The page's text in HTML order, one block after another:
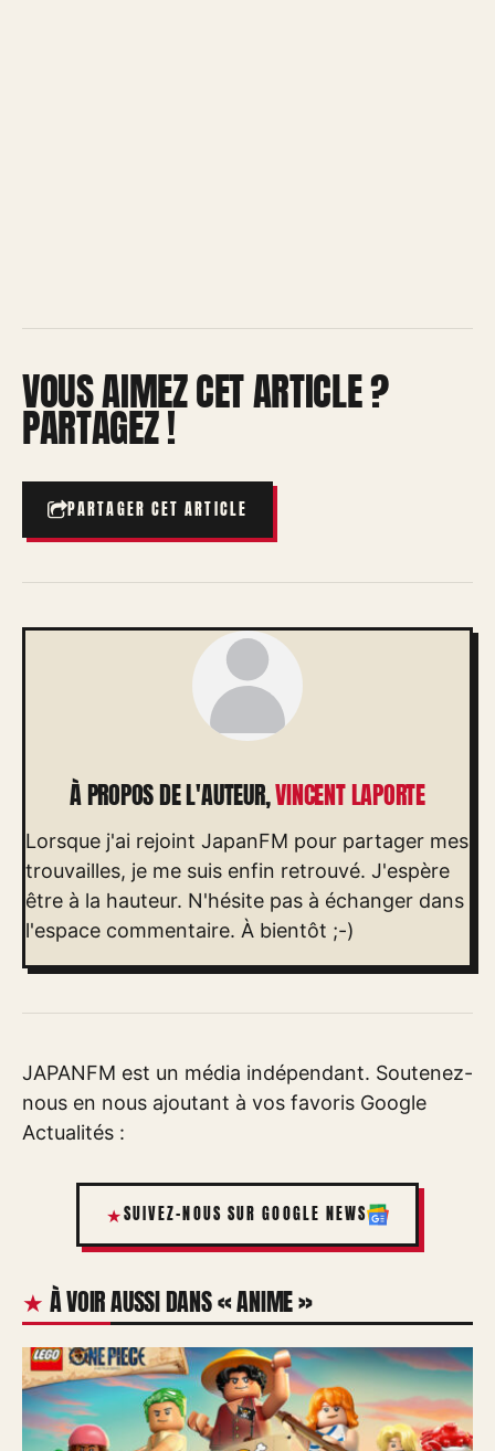
VOUS AIMEZ CET ARTICLE ?
PARTAGEZ !
PARTAGER CET ARTICLE
À PROPOS DE L'AUTEUR,VINCENT LAPORTE
Lorsque j'ai rejoint JapanFM pour partager mes
trouvailles, je me suis enfin retrouvé. J'espère
être à la hauteur. N'hésite pas à échanger dans
l'espace commentaire. À bientôt ;-)
JAPANFM est un média indépendant. Soutenez-
nous en nous ajoutant à vos favoris Google
Actualités :
SUIVEZ-NOUS SUR GOOGLE NEWS
À VOIR AUSSI DANS « ANIME »